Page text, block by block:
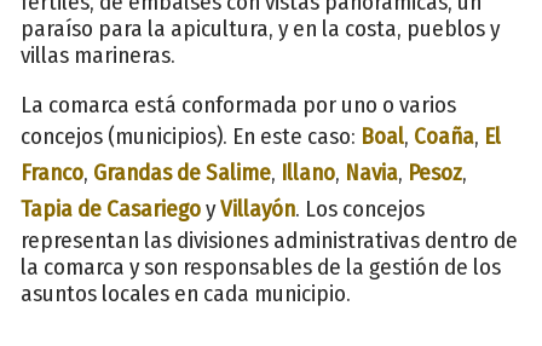
paraíso para la apicultura, y en la costa, pueblos y
villas marineras.
La comarca está conformada por uno o varios
concejos (municipios). En este caso: Boal, Coaña, El
Franco, Grandas de Salime, Illano, Navia, Pesoz,
Tapia de CasariegoyVillayón. Los concejos
representan las divisiones administrativas dentro de
la comarca y son responsables de la gestión de los
asuntos locales en cada municipio.